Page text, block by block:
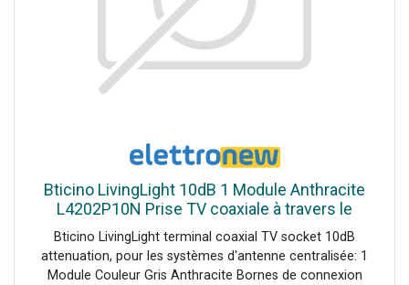
Bticino LivingLight 10dB 1 Module Anthracite
L4202P10N Prise TV coaxiale à travers le
terminal
Bticino LivingLight terminal coaxial TV socket 10dB
attenuation, pour les systèmes d'antenne centralisée: 1
Module Couleur Gris Anthracite Bornes de connexion